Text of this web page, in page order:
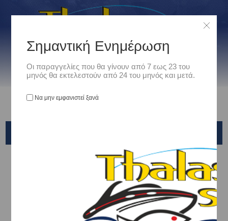
ΜΗΧΑΝΙΣΜΟΙ ΨΑΡΕΜΑΤΟΣ /
ΜΑΚΡΙΑΣ ΡΙΨΗΣ-SURFCASTING / KENDOZO
Σημαντική Ενημέρωση
Οι παραγγελίες που θα γίνουν από 7 εως 23 του
μηνός θα εκτελεστούν από 24 του μηνός και μετά.
Να μην εμφανιστεί ξανά